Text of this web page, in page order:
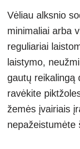
Vėliau alksnio
minimaliai arba
reguliariai
laistymo,
gautų reikalingą
ravėkite
žemės įvairiais
nepažeistumėte